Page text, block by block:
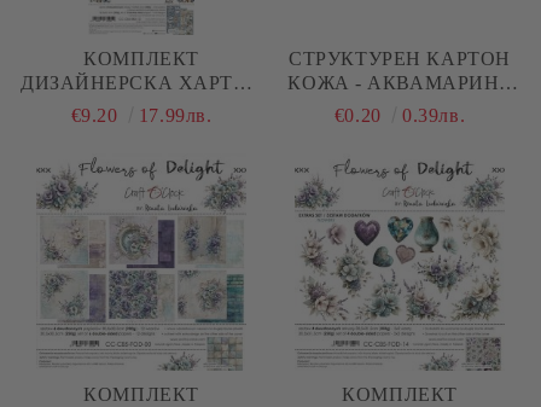
КОМПЛЕКТ
ДИЗАЙНЕРСКА ХАРТИЯ
С ЕЛЕМЕНТИ ЗА
UNIVERSE EXTRAS MIX
- 18 ЛИСТА
€9.20 17.99лв.
СТРУКТУРЕН КАРТОН
КОЖА - АКВАМАРИН -
A4 - 220 G/M²
€0.20 0.39лв.
КОМПЛЕКТ
КОМПЛЕКТ